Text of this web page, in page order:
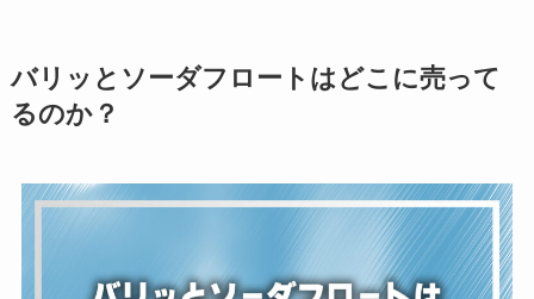
バリッとソーダフロートはどこに売って
るのか？